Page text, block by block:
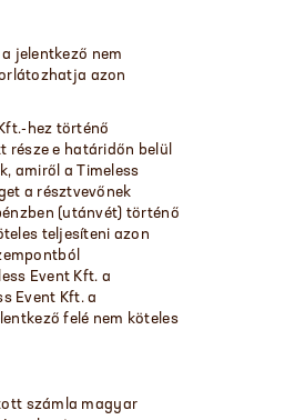
jelentkező nem
azon
hez történő
része e határidőn belül
amiről a Timeless
a résztvevőnek
(utánvét) történő
teljesíteni azon
Event Kft. a
Event Kft. a
felé nem köteles
számla magyar